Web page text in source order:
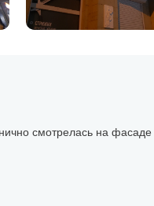
смотрелась на фасаде